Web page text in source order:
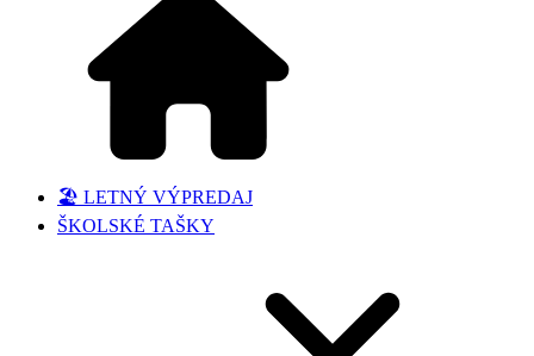
🏖️ LETNÝ VÝPREDAJ
ŠKOLSKÉ TAŠKY